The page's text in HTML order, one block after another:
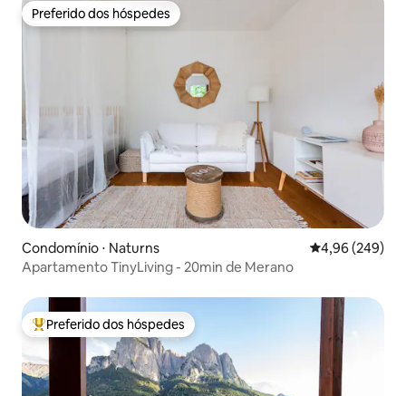
Preferido dos hóspedes
Preferido dos hóspedes
Condomínio ⋅ Naturns 4,96 de uma
4,96 (249)
Apartamento TinyLiving - 20min de Merano
Entre os melhores preferidos dos hóspedes
Preferido dos hóspedes